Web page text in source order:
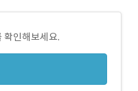
확인해보세요.